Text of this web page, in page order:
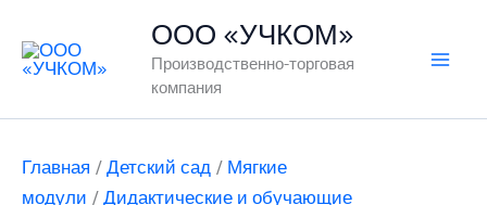
содержимому
ООО «УЧКОМ»
Производственно-торговая
компания
Главная / Детский сад / Мягкие
модули / Дидактические и обучающие